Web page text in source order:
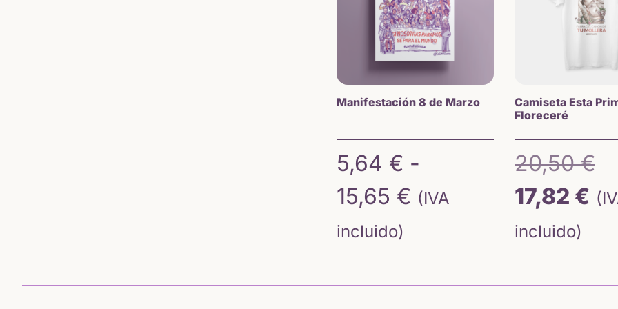
Manifestación 8 de Marzo
5,64 € -
15,65 € Rango
desde
(IVA
incluido)
Camiseta Esta
Floreceré
20,50€
17,82 € El
incluido)